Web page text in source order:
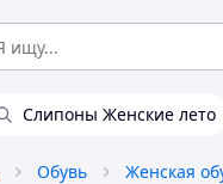
Слипоны Женские лето
Обувь Женская